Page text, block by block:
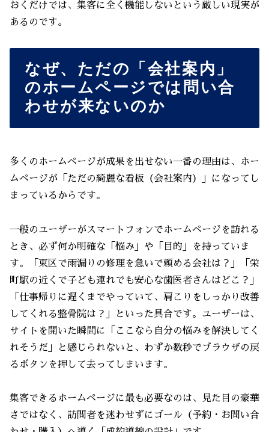
おくだけでは、集客に全く機能しないという厳しい現実が
あるのです。
なぜ、ただの「会社案内」
のホームページでは問い合
わせが来ないのか
多くのホームページが成果を出せない一番の理由は、ホー
ムページが「ただの綺麗な看板（会社案内）」になってし
まっているからです。
一般のユーザーがスマートフォンでホームページを訪れる
とき、必ず何か明確な「悩み」や「目的」を持っていま
す。「東区で雨漏りの修理を急いで頼める会社は？」「栄
町駅の近くで子ども連れでも安心な歯医者さんはどこ？」
「仕事帰りに遅くまでやっていて、肩こりをしっかり改善
してくれる整骨院は？」といった具合です。ユーザーは、
サイトを開いた瞬間に「ここなら自分の悩みを解決してく
れそうだ」と感じられないと、わずか数秒でブラウザの戻
るボタンを押して去ってしまいます。
集客できるホームページに最も必要なのは、見た目の豪華
さではなく、訪問者を迷わせずにゴール（予約・お問い合